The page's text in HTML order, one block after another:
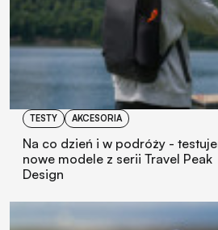
TESTY AKCESORIA
Na co dzień i w podróży -
nowe modele z serii Travel Peak
Design